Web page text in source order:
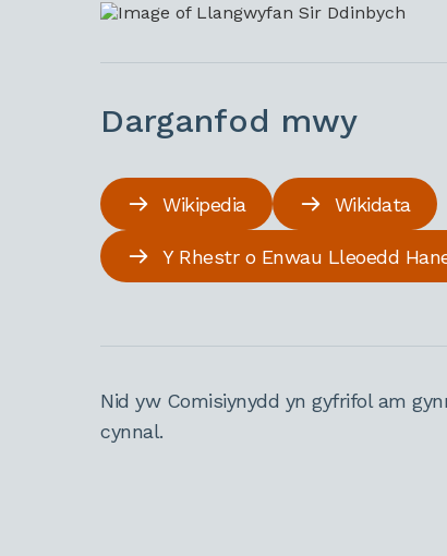
Darganfod mwy
Wikipedia Wikidata
Y Rhestr o Enwau Lleoedd
Nid yw Comisiynydd yn gyfrifol am
cynnal.